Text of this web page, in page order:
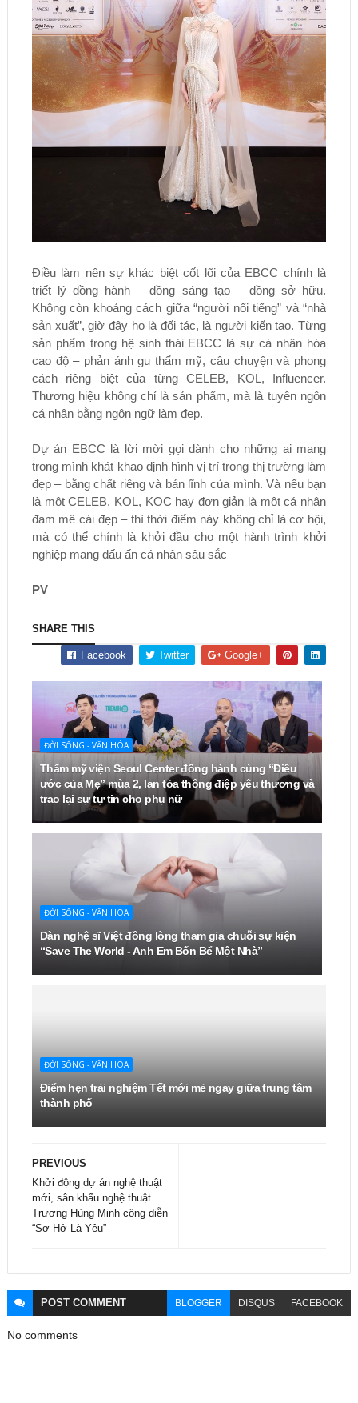
Điều làm nên sự khác biệt cốt lõi của EBCC chính là
triết lý đồng hành – đồng sáng tạo – đồng sở hữu.
Không còn khoảng cách giữa “người nổi tiếng” và “nhà
sản xuất”, giờ đây họ là đối tác, là người kiến tạo. Từng
sản phẩm trong hệ sinh thái EBCC là sự cá nhân hóa
cao độ – phản ánh gu thẩm mỹ, câu chuyện và phong
cách riêng biệt của từng CELEB, KOL, Influencer.
Thương hiệu không chỉ là sản phẩm, mà là tuyên ngôn
cá nhân bằng ngôn ngữ làm đẹp.
Dự án EBCC là lời mời gọi dành cho những ai mang
trong mình khát khao định hình vị trí trong thị trường làm
đẹp – bằng chất riêng và bản lĩnh của mình. Và nếu bạn
là một CELEB, KOL, KOC hay đơn giản là một cá nhân
đam mê cái đẹp – thì thời điểm này không chỉ là cơ hội,
mà có thể chính là khởi đầu cho một hành trình khởi
nghiệp mang dấu ấn cá nhân sâu sắc
PV
SHARE THIS
Facebook Twitter Google+
ĐỜI SỐNG - VĂN HÓA
Thẩm mỹ viện Seoul Center đồng hành cùng “Điều
ước của Mẹ” mùa 2, lan tỏa thông điệp yêu thương và
trao lại sự tự tin cho phụ nữ
ĐỜI SỐNG - VĂN HÓA
Dàn nghệ sĩ Việt đồng lòng tham gia chuỗi sự kiện
“Save The World - Anh Em Bốn Bể Một Nhà”
ĐỜI SỐNG - VĂN HÓA
Điểm hẹn trải nghiệm Tết mới mẻ ngay giữa trung tâm
thành phố
PREVIOUS
Khởi động dự án nghệ thuật
mới, sân khấu nghệ thuật
Trương Hùng Minh công diễn
“Sơ Hở Là Yêu”
POST COMMENT BLOGGER DISQUS FACEBOOK
No comments